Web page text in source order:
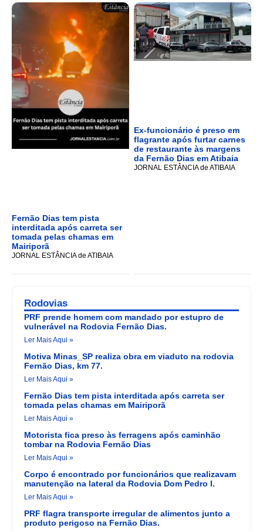
Fernão Dias tem pista
interditada após carreta ser
tomada pelas chamas em
Mairiporã
JORNAL ESTÂNCIA de ATIBAIA
Ex-funcionário é preso em
flagrante após furtar carnes
de restaurante às margens
da Fernão Dias em Atibaia
JORNAL ESTÂNCIA de ATIBAIA
Rodovias
PRF prende homem com mandado por estupro de
vulnerável na Rodovia Fernão Dias.
Ler Mais Aqui »
Motiva Minas_SP realiza obra em viaduto na rodovia
Fernão Dias, km 77.
Ler Mais Aqui »
Fernão Dias tem pista interditada após carreta ser
tomada pelas chamas em Mairiporã
Ler Mais Aqui »
Motorista fica preso às ferragens após caminhão
tombar na Rodovia Fernão Dias
Ler Mais Aqui »
Corpo é encontrado por funcionários que realizavam
manutenção na lateral da Rodovia Dom Pedro I.
Ler Mais Aqui »
PRF flagra transporte irregular de alimentos junto a
produto perigoso na Fernão Dias.